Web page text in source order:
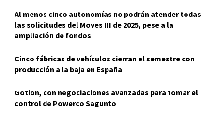
Al menos cinco autonomías no podrán atender todas
las solicitudes del Moves III de 2025, pese a la
ampliación de fondos
Cinco fábricas de vehículos cierran el semestre con
producción a la baja en España
Gotion, con negociaciones avanzadas para tomar el
control de Powerco Sagunto